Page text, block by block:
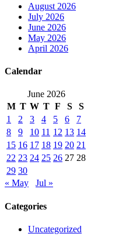
August 2026
July 2026
June 2026
May 2026
April 2026
Calendar
June 2026
M T W T F S
S
1
2 3 4 5 6
7
8
9 10 11 12 13 14
15 16 17 18 19 20 21
22 23 24 25 26 27 28
29 30
« May
Jul »
Categories
Uncategorized